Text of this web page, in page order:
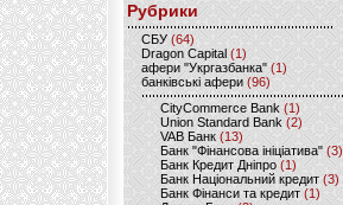
Рубрики
CБУ (64)
Dragon Capital (1)
афери "Укргазбанка" (1)
банківські афери (96)
CityCommerce Bank (1)
Union Standard Bank (2)
VAB Банк (13)
Банк "Фінансова ініціатива" (3)
Банк Кредит Дніпро (1)
Банк Національний кредит (3)
Банк Фінанси та кредит (1)